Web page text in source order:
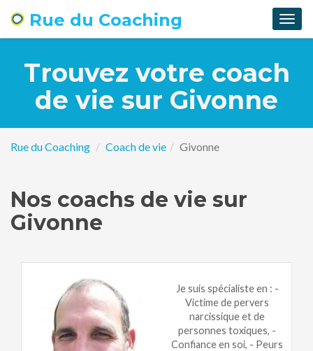
Rue du Coaching
Trouvez votre coach
de vie sur Givonne
Rue du Coaching Coach de vie Givonne
Nos coachs de vie sur
Givonne
Je suis spécialiste en : -
Victime de pervers
narcissique et de
personnes toxiques, -
Confiance en soi, - Peurs